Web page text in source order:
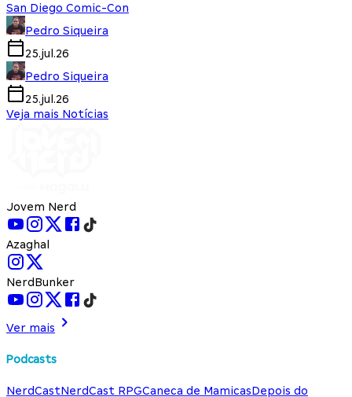
San Diego Comic-Con
Pedro Siqueira
25.jul.26
Pedro Siqueira
25.jul.26
Veja mais Notícias
Jovem Nerd
Azaghal
NerdBunker
Ver mais
Podcasts
NerdCastNerdCast RPGCaneca de MamicasDepois do